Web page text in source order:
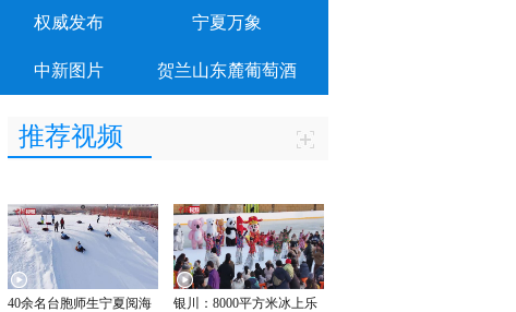
权威发布 宁夏万象
中新图片 贺兰山东麓葡萄酒
推荐视频
40余名台胞师生宁夏阅海
银川：8000平方米冰上乐